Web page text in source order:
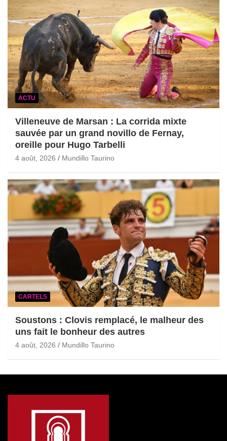
ACTU
Villeneuve de Marsan : La corrida mixte
sauvée par un grand novillo de Fernay,
oreille pour Hugo Tarbelli
4 août, 2026 Mundillo Taurino
CARTELS
Soustons : Clovis remplacé, le malheur des
uns fait le bonheur des autres
4 août, 2026 Mundillo Taurino